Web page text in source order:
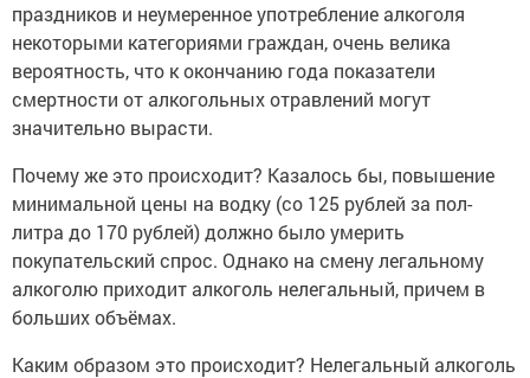
праздников и неумеренное употребление алкоголя
некоторыми категориями граждан, очень велика
вероятность, что к окончанию года показатели
смертности от алкогольных отравлений могут
значительно вырасти.
Почему же это происходит? Казалось бы, повышение
минимальной цены на водку (со 125 рублей за пол-
литра до 170 рублей) должно было умерить
покупательский спрос. Однако на смену легальному
алкоголю приходит алкоголь нелегальный, причем в
больших объёмах.
Каким образом это происходит? Нелегальный алкоголь